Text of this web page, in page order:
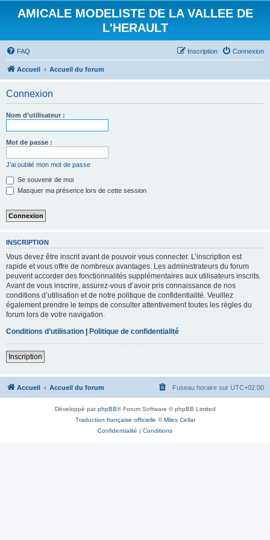
AMICALE MODELISTE DE LA VALLEE DE
L'HERAULT
FAQ Connexion
Inscription
Accueil Accueil du forum
Connexion
Nom d’utilisateur :
Mot de passe :
J’ai oublié mon mot de passe
Se souvenir de moi
Masquer ma présence lors de cette session
INSCRIPTION
Vous devez être inscrit avant de pouvoir vous connecter. L’inscription est
rapide et vous offre de nombreux avantages. Les administrateurs du forum
peuvent accorder des fonctionnalités supplémentaires aux utilisateurs inscrits.
Avant de vous inscrire, assurez-vous d’avoir pris connaissance de nos
conditions d’utilisation et de notre politique de confidentialité. Veuillez
également prendre le temps de consulter attentivement toutes les règles du
forum lors de votre navigation.
Conditions d’utilisation | Politique de confidentialité
Inscription
Accueil Accueil du forum Fuseau horaire sur UTC+02:00
Développé parphpBB® Forum Software © phpBB Limited
Traduction française officielle ©Miles Cellar
Confidentialité | Conditions